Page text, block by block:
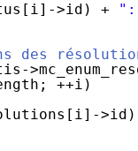
>id) +
des
++i)